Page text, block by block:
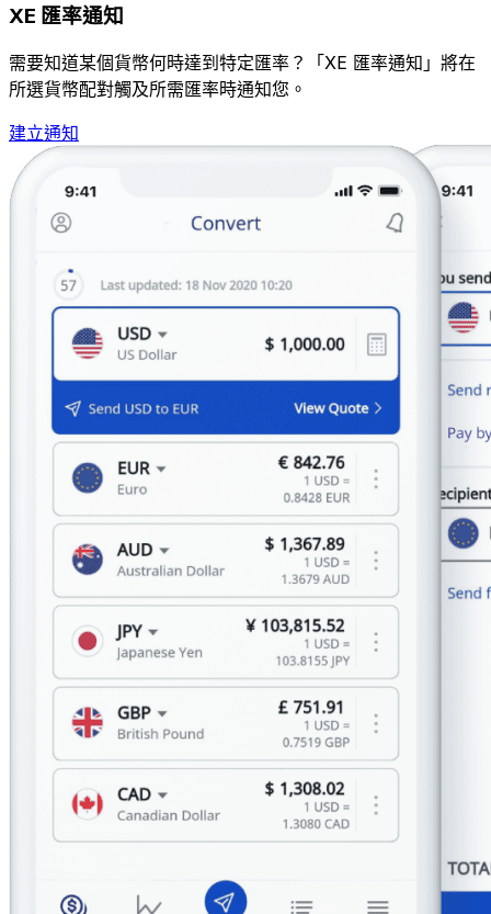
XE 匯率通知
需要知道某個貨幣何時達到特定匯率？「XE 匯率通知」將在
所選貨幣配對觸及所需匯率時通知您。
建立通知